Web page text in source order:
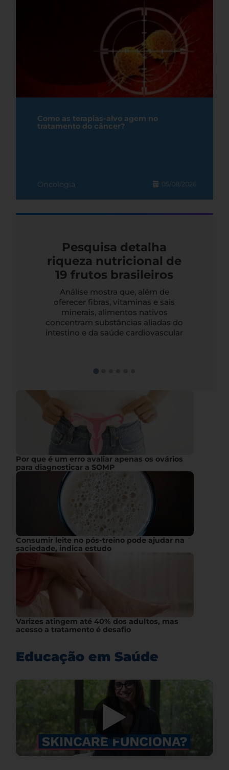
Como as terapias-alvo agem no
tratamento do câncer?
Oncologia 05/08/2026
Pesquisa detalha
riqueza nutricional de
19 frutos brasileiros
Análise mostra que, além de
oferecer fibras, vitaminas e sais
minerais, alimentos nativos
concentram substâncias aliadas do
intestino e da saúde cardiovascular
Por que é um erro avaliar apenas os ovários
para diagnosticar a SOMP
Consumir leite no pós-treino pode ajudar na
saciedade, indica estudo
Varizes atingem até 40% dos adultos, mas
acesso a tratamento é desafio
Educação em Saúde